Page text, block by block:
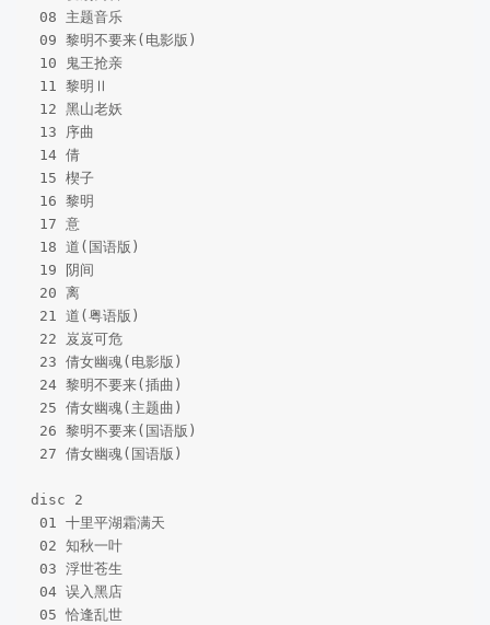
08 主题音乐
09 黎明不要来(电影版)
10 鬼王抢亲
11 黎明Ⅱ
12 黑山老妖
13 序曲
14 倩
15 楔子
16 黎明
17 意
18 道(国语版)
19 阴间
20 离
21 道(粤语版)
22 岌岌可危
23 倩女幽魂(电影版)
24 黎明不要来(插曲)
25 倩女幽魂(主题曲)
26 黎明不要来(国语版)
27 倩女幽魂(国语版)
disc 2
01 十里平湖霜满天
02 知秋一叶
03 浮世苍生
04 误入黑店
05 恰逢乱世